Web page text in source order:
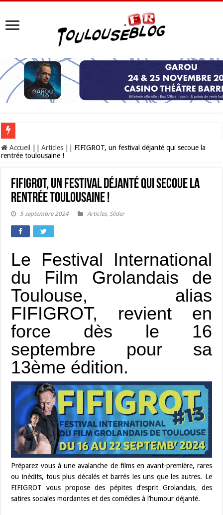
Les Nocturnes de la Cité de l’espace 2026 : l’événement incontournable de
Accueil Articles
FIFIGROT, un festival déjanté qui secoue la
rentrée toulousaine !
FIFIGROT, un festival déjanté qui secoue la
rentrée toulousaine !
5 septembre 2024 Articles, Slider
Le Festival International
du Film Grolandais de
Toulouse, alias
FIFIGROT, revient en
force dès le 16
septembre pour sa
13ème édition.
Préparez vous à une avalanche de films en avant-première, rares
ou inédits, tous plus décalés et barrés les uns que les autres. Le
FIFIGROT vous propose des pépites d’esprit Grolandais, des
satires sociales mordantes et des comédies à l’humour déjanté.